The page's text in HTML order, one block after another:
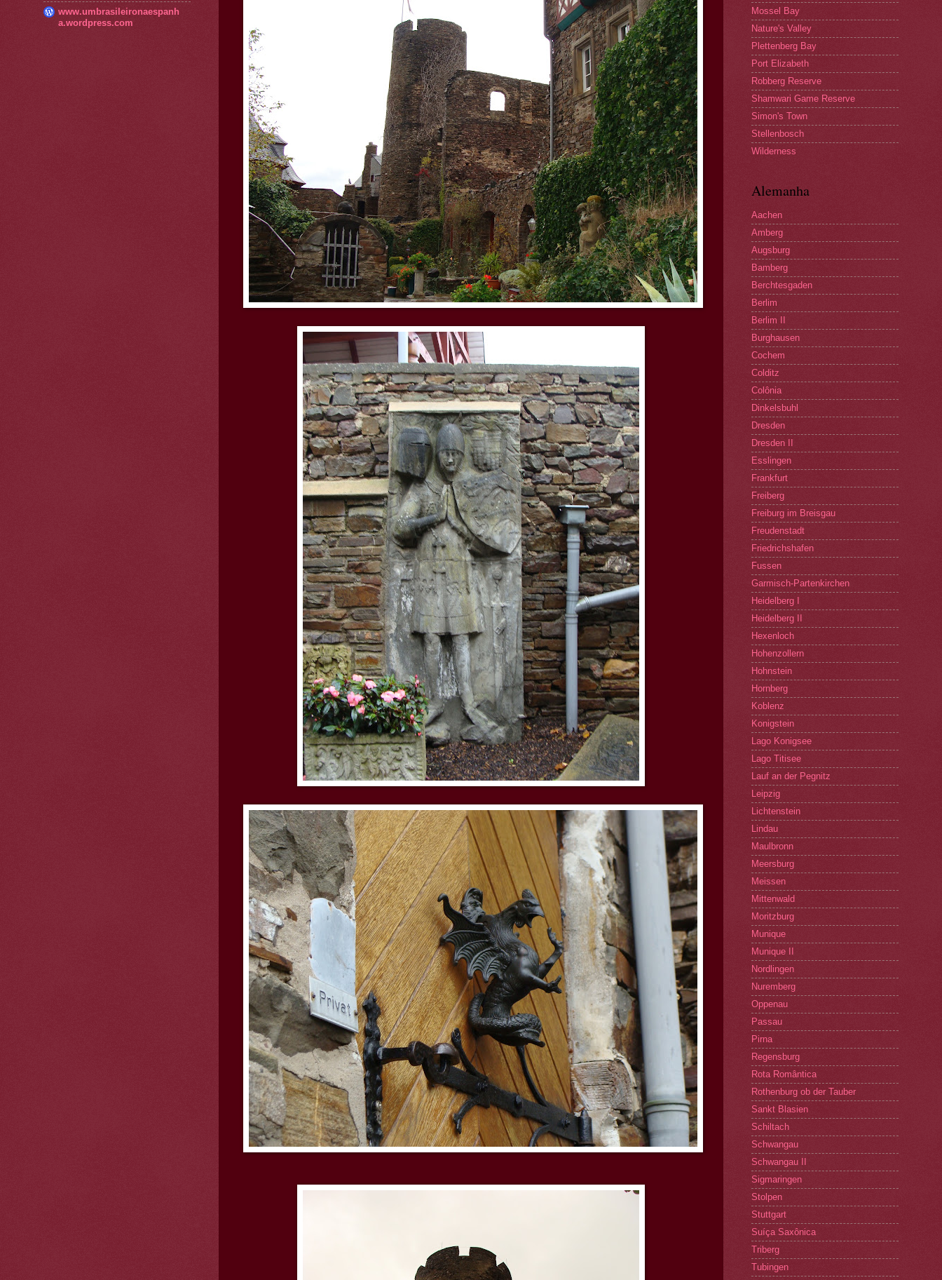
www.umbrasileironaespanh
a.wordpress.com
Mossel Bay
Nature's Valley
Plettenberg Bay
Port Elizabeth
Robberg Reserve
Shamwari Game Reserve
Simon's Town
Stellenbosch
Wilderness
Alemanha
Aachen
Amberg
Augsburg
Bamberg
Berchtesgaden
Berlim
Berlim II
Burghausen
Cochem
Colditz
Colônia
Dinkelsbuhl
Dresden
Dresden II
Esslingen
Frankfurt
Freiberg
Freiburg im Breisgau
Freudenstadt
Friedrichshafen
Fussen
Garmisch-Partenkirchen
Heidelberg I
Heidelberg II
Hexenloch
Hohenzollern
Hohnstein
Hornberg
Koblenz
Konigstein
Lago Konigsee
Lago Titisee
Lauf an der Pegnitz
Leipzig
Lichtenstein
Lindau
Maulbronn
Meersburg
Meissen
Mittenwald
Moritzburg
Munique
Munique II
Nordlingen
Nuremberg
Oppenau
Passau
Pirna
Regensburg
Rota Romântica
Rothenburg ob der Tauber
Sankt Blasien
Schiltach
Schwangau
Schwangau II
Sigmaringen
Stolpen
Stuttgart
Suíça Saxônica
Triberg
Tubingen